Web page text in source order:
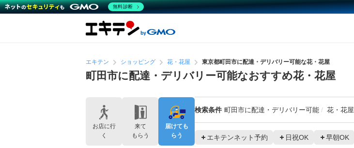
エキテン ショッピング 花・花屋 東京都町田市に配達・デリバリー可能な花・花屋
町田市に配達・デリバリー可能なおすすめ花・花屋
検索条件 町田市に配達・デリバリー可能 花・花屋
エキテンネット予約 日祝OK 早朝OK
お店に行
く
来て
もらう
届けても
らう
無料診断